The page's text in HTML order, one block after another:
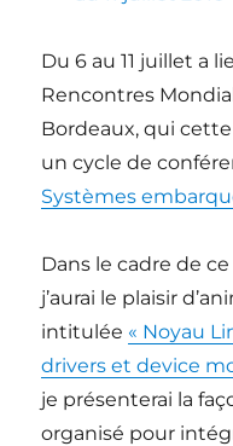
Du 6 au 11 juillet a
Rencontres
Bordeaux, qui
un cycle de
Systèmes
Dans le cadre de
j’aurai le plaisir
intitulée « Noyau
drivers et device
je présenterai la
organisé pour